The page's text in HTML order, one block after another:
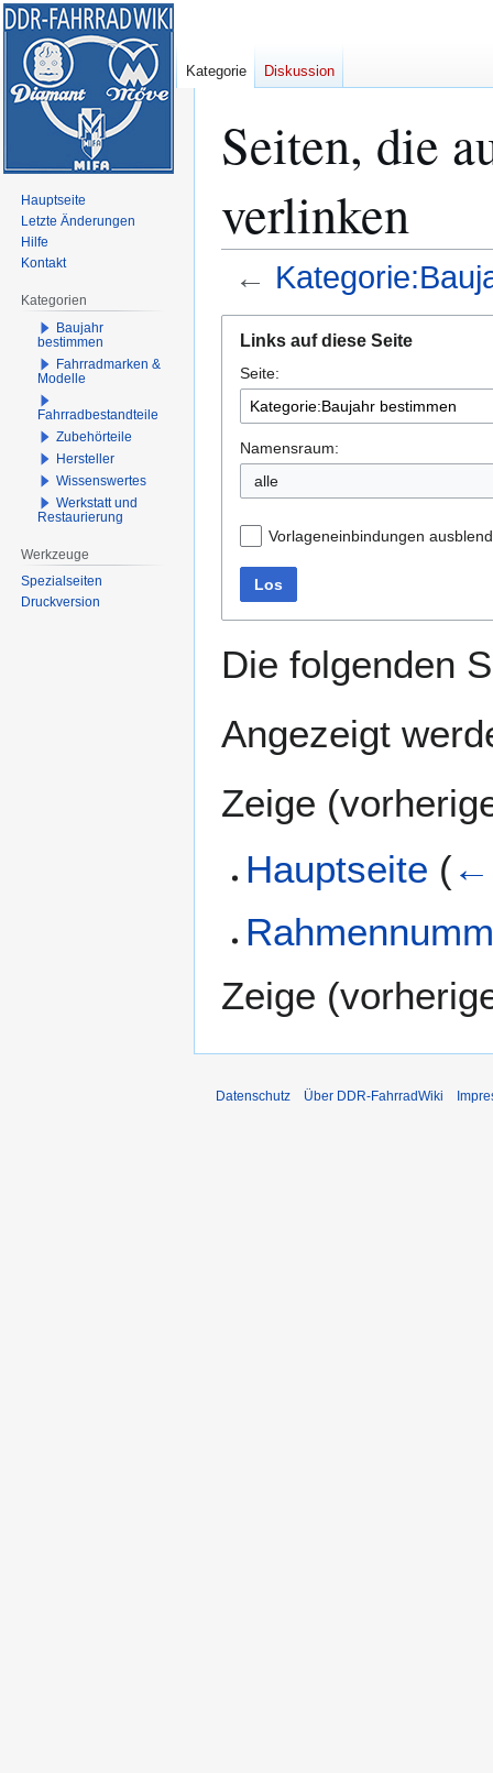
Seiten, die
verlinken
←
Navigation
springen
Suche
springen
Links auf diese Seite
Seite:
Namensraum:
alle
Vorlageneinbindungen
Los
Die folgenden
Angezeigt
Zeige (
Hauptseite (←
Zeige (
Kategorie Diskussion
Hauptseite
Letzte Änderungen
Hilfe
Kontakt
Kategorien
Baujahr
bestimmen
Fahrradmarken &
Modelle
Fahrradbestandteile
Zubehörteile
Hersteller
Wissenswertes
Werkstatt und
Restaurierung
Werkzeuge
Spezialseiten
Druckversion
Datenschutz Über DDR-FahrradWiki